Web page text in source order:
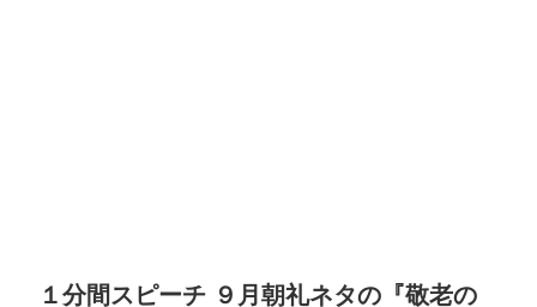
１分間スピーチ ９月朝礼ネタの『敬老の